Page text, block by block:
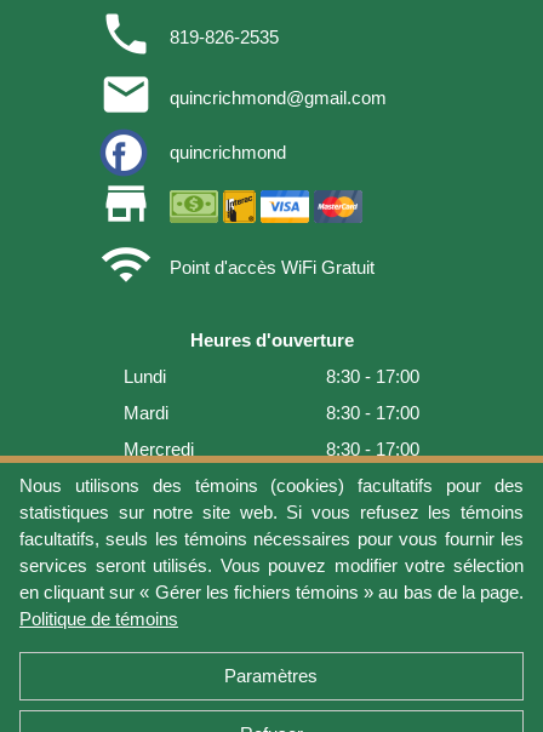
Nous utilisons des témoins (cookies) facultatifs pour des
statistiques sur notre site web. Si vous refusez les témoins
facultatifs, seuls les témoins nécessaires pour vous fournir les
services seront utilisés. Vous pouvez modifier votre sélection
en cliquant sur « Gérer les fichiers témoins » au bas de la page.
Politique de témoins
Paramètres
phone 819-826-2535
email quincrichmond@gmail.com
quincrichmond
store
wifi
Point d'accès WiFi Gratuit
Heures d'ouverture
Lundi
8:30 - 17:00
Mardi
8:30 - 17:00
Mercredi
8:30 - 17:00
Jeudi
8:30 - 17:00
Vendredi
8:30 - 17:00
Samedi
9:00 - 16:00
Dimanche
Fermé